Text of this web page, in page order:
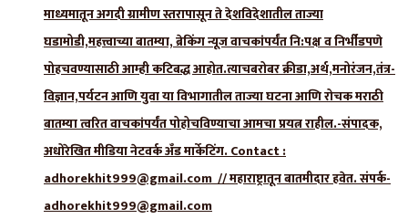
माध्यमातून अगदी ग्रामीण स्तरापासून ते देशविदेशातील ताज्या
घडामोडी,महत्त्वाच्या बातम्या, ब्रेकिंग न्यूज वाचकांपर्यंत नि:पक्ष व निर्भीडपणे
पोहचवण्यासाठी आम्ही कटिबद्ध आहोत.त्याचबरोबर क्रीडा,अर्थ,मनोरंजन,तंत्र-
विज्ञान,पर्यटन आणि युवा या विभागातील ताज्या घटना आणि रोचक मराठी
बातम्या त्वरित वाचकांपर्यंत पोहोचविण्याचा आमचा प्रयत्न राहील.-संपादक,
अधोरेखित मीडिया नेटवर्क अँड मार्केटिंग. Contact :
adhorekhit999@gmail.com // महाराष्ट्रातून बातमीदार हवेत. संपर्क-
adhorekhit999@gmail.com